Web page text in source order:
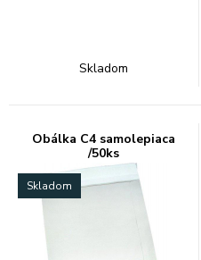
Skladom
Obálka C4 samolepiaca
/50ks
Skladom